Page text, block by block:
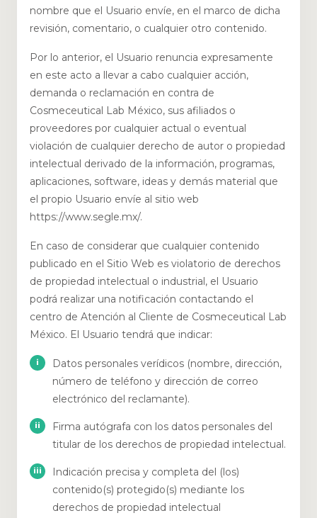
nombre que el Usuario envíe, en el marco de dicha
revisión, comentario, o cualquier otro contenido.
Por lo anterior, el Usuario renuncia expresamente
en este acto a llevar a cabo cualquier acción,
demanda o reclamación en contra de
Cosmeceutical Lab México, sus afiliados o
proveedores por cualquier actual o eventual
violación de cualquier derecho de autor o propiedad
intelectual derivado de la información, programas,
aplicaciones, software, ideas y demás material que
el propio Usuario envíe al sitio web
https://www.segle.mx/.
En caso de considerar que cualquier contenido
publicado en el Sitio Web es violatorio de derechos
de propiedad intelectual o industrial, el Usuario
podrá realizar una notificación contactando el
centro de Atención al Cliente de Cosmeceutical Lab
México. El Usuario tendrá que indicar:
Datos personales verídicos (nombre, dirección,
número de teléfono y dirección de correo
electrónico del reclamante).
Firma autógrafa con los datos personales del
titular de los derechos de propiedad intelectual.
Indicación precisa y completa del (los)
contenido(s) protegido(s) mediante los
derechos de propiedad intelectual